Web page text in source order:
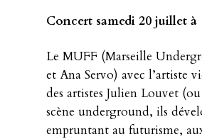
Concert samedi 20 juillet à
Le MUFF (Marseille
et Ana Servo) avec l’artiste
des artistes Julien Louvet
scène underground, ils
empruntant au futurisme,